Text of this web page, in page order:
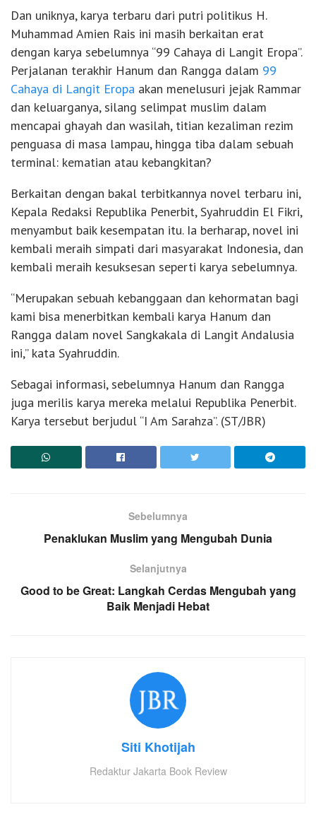
Dan uniknya, karya terbaru dari putri politikus H.
Muhammad Amien Rais ini masih berkaitan erat
dengan karya sebelumnya “99 Cahaya di Langit Eropa”.
Perjalanan terakhir Hanum dan Rangga dalam 99
Cahaya di Langit Eropa akan menelusuri jejak Rammar
dan keluarganya, silang selimpat muslim dalam
mencapai ghayah dan wasilah, titian kezaliman rezim
penguasa di masa lampau, hingga tiba dalam sebuah
terminal: kematian atau kebangkitan?
Berkaitan dengan bakal terbitkannya novel terbaru ini,
Kepala Redaksi Republika Penerbit, Syahruddin El Fikri,
menyambut baik kesempatan itu. Ia berharap, novel ini
kembali meraih simpati dari masyarakat Indonesia, dan
kembali meraih kesuksesan seperti karya sebelumnya.
“Merupakan sebuah kebanggaan dan kehormatan bagi
kami bisa menerbitkan kembali karya Hanum dan
Rangga dalam novel Sangkakala di Langit Andalusia
ini,” kata Syahruddin.
Sebagai informasi, sebelumnya Hanum dan Rangga
juga merilis karya mereka melalui Republika Penerbit.
Karya tersebut berjudul “I Am Sarahza”. (ST/JBR)
Sebelumnya
Penaklukan Muslim yang Mengubah Dunia
Selanjutnya
Good to be Great: Langkah Cerdas Mengubah yang
Baik Menjadi Hebat
Siti Khotijah
Redaktur Jakarta Book Review